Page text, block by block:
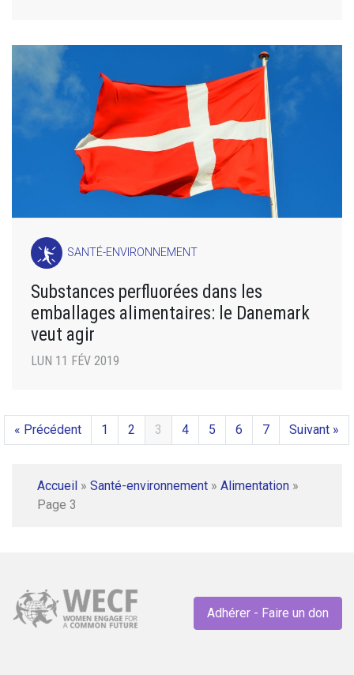
SANTÉ-ENVIRONNEMENT
Substances perfluorées dans les
emballages alimentaires: le Danemark
veut agir
LUN 11 FÉV 2019
« Précédent 1 2 3 4 5 6 7 Suivant »
Accueil » Santé-environnement » Alimentation »
Page 3
Adhérer - Faire un don